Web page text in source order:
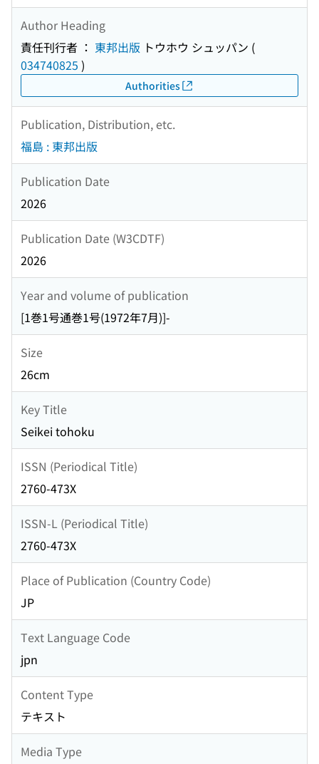
Author Heading
責任刊行者 ： 東邦出版 トウホウ シュッパン (
034740825 )
Authorities
Publication, Distribution, etc.
福島 : 東邦出版
Publication Date
2026
Publication Date (W3CDTF)
2026
Year and volume of publication
[1巻1号通巻1号(1972年7月)]-
Size
26cm
Key Title
Seikei tohoku
ISSN (Periodical Title)
2760-473X
ISSN-L (Periodical Title)
2760-473X
Place of Publication (Country Code)
JP
Text Language Code
jpn
Content Type
テキスト
Media Type